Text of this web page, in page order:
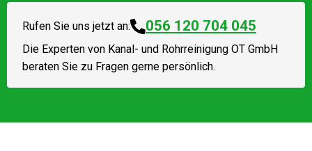
Rufen Sie uns jetzt an: 056 120 704 045
Die Experten von Kanal- und Rohrreinigung OT GmbH
beraten Sie zu Fragen gerne persönlich.